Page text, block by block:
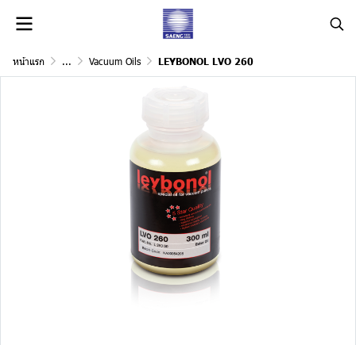
หน้าแรก ... Vacuum Oils LEYBONOL LVO 260